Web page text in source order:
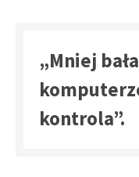
„Mniej
kontrola”.